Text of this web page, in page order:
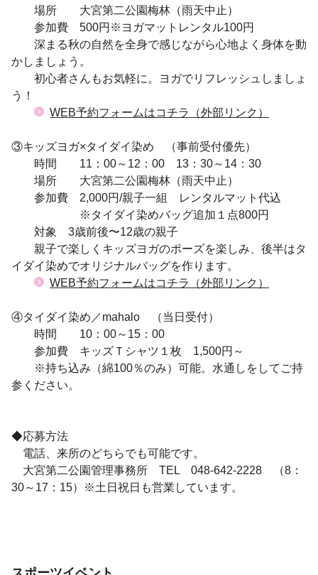
場所 大宮第二公園梅林 （雨天中止）
参加費 500円※ヨガマットレンタル100円
深まる秋の自然を全身で感じながら心地よく身体を動
かしましょう。
初心者さんもお気軽に。ヨガでリフレッシュしましょ
う！
WEB予約フォームはコチラ（外部リンク）
③キッズヨガ×タイダイ染め （事前受付優先）
時間 11：00～12：00 13：30～14：30
場所 大宮第二公園梅林（雨天中止）
参加費 2,000円/親子一組 レンタルマット代込
※タイダイ染めバッグ追加１点800円
対象 3歳前後〜12歳の親子
親子で楽しくキッズヨガのポーズを楽しみ、後半はタ
イダイ染めでオリジナルバッグを作ります。
WEB予約フォームはコチラ（外部リンク）
④タイダイ染め／mahalo （当日受付）
時間 10：00～15：00
参加費 キッズＴシャツ１枚 1,500円～
※持ち込み（綿100％のみ）可能。水通しをしてご持
参ください。
◆応募方法
電話、来所のどちらでも可能です。
大宮第二公園管理事務所 TEL 048-642-2228 （8：
30～17：15）※土日祝日も営業しています。